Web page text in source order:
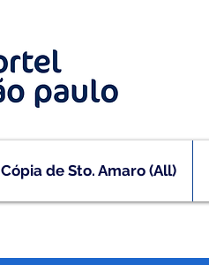
Cópia de Sto. Amaro (All)